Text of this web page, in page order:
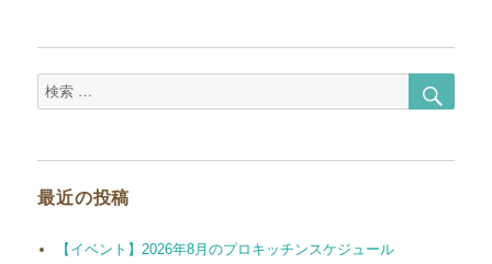
検
索
最近の投稿
【イベント】2026年8月のプロキッチンスケジュール